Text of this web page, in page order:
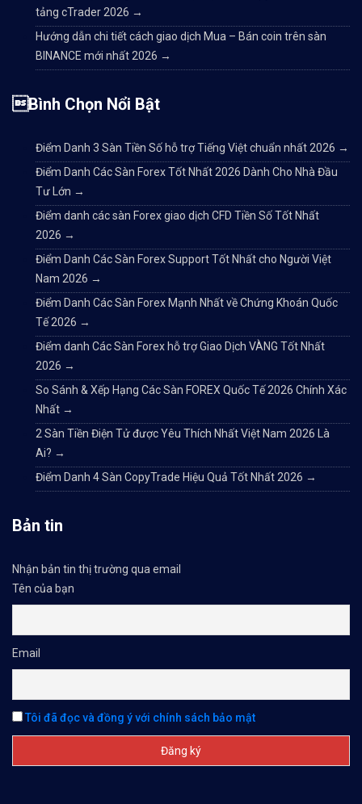
tảng cTrader 2026 →
Hướng dẫn chi tiết cách giao dịch Mua – Bán coin trên sàn
BINANCE mới nhất 2026 →
Bình Chọn Nổi Bật
Điểm Danh 3 Sàn Tiền Số hỗ trợ Tiếng Việt chuẩn nhất 2026 →
Điểm Danh Các Sàn Forex Tốt Nhất 2026 Dành Cho Nhà Đầu
Tư Lớn →
Điểm danh các sàn Forex giao dịch CFD Tiền Số Tốt Nhất
2026 →
Điểm Danh Các Sàn Forex Support Tốt Nhất cho Người Việt
Nam 2026 →
Điểm Danh Các Sàn Forex Mạnh Nhất về Chứng Khoán Quốc
Tế 2026 →
Điểm danh Các Sàn Forex hỗ trợ Giao Dịch VÀNG Tốt Nhất
2026 →
So Sánh & Xếp Hạng Các Sàn FOREX Quốc Tế 2026 Chính Xác
Nhất →
2 Sàn Tiền Điện Tử được Yêu Thích Nhất Việt Nam 2026 Là
Ai? →
Điểm Danh 4 Sàn CopyTrade Hiệu Quả Tốt Nhất 2026 →
Bản tin
Nhận bản tin thị trường qua email
Tên của bạn
Email
Tôi đã đọc và đồng ý với chính sách bảo mật